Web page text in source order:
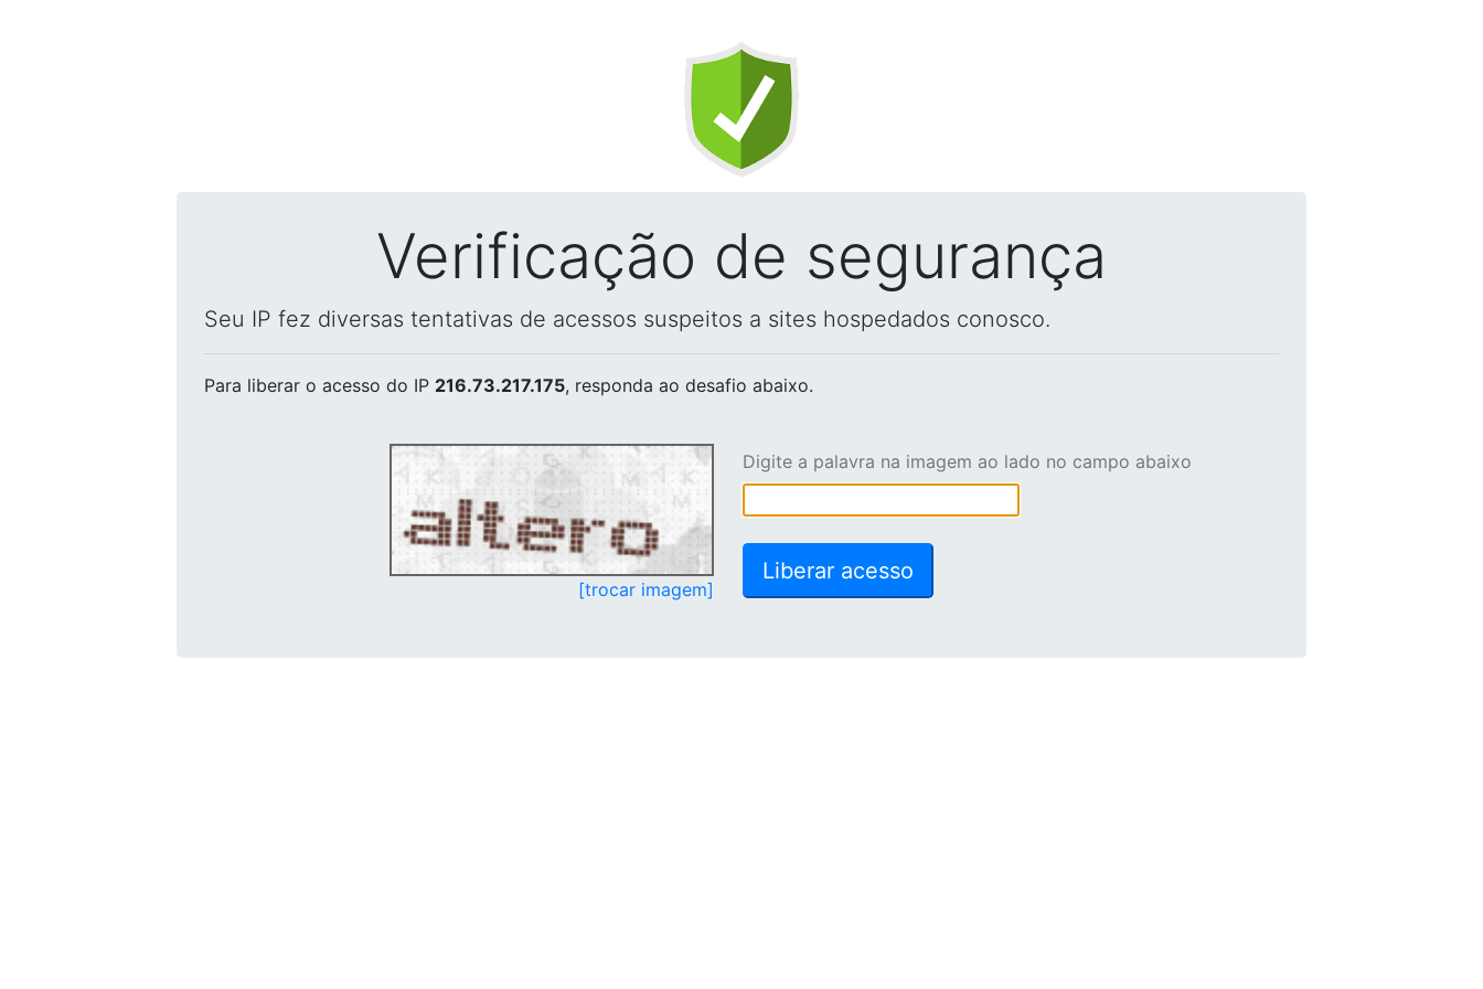
Verificação de segurança
Seu IP fez diversas tentativas de acessos suspeitos a sites hospedados conosco.
Para liberar o acesso do IP 216.73.217.175, responda ao desafio abaixo.
[trocar imagem]
Digite a palavra na imagem ao lado no campo abaixo